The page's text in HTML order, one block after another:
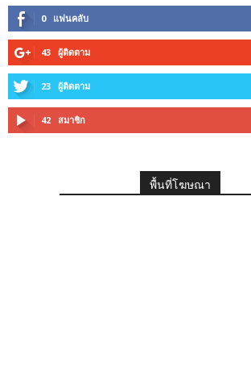
0 แฟนคลับ
43 ผู้ติดตาม
23 ผู้ติดตาม
42 สมาชิก
พื้นที่โฆษณา